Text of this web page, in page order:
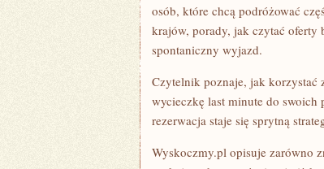
osób, które chcą podróżować
krajów, porady, jak czytać oferty
spontaniczny wyjazd.
Czytelnik poznaje, jak korzystać
wycieczkę last minute do swoich
rezerwacja staje się sprytną
Wyskoczmy.pl opisuje zarówno